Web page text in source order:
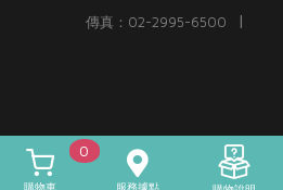
傳真：02-2995-6500 |
0
購物車 服務據點